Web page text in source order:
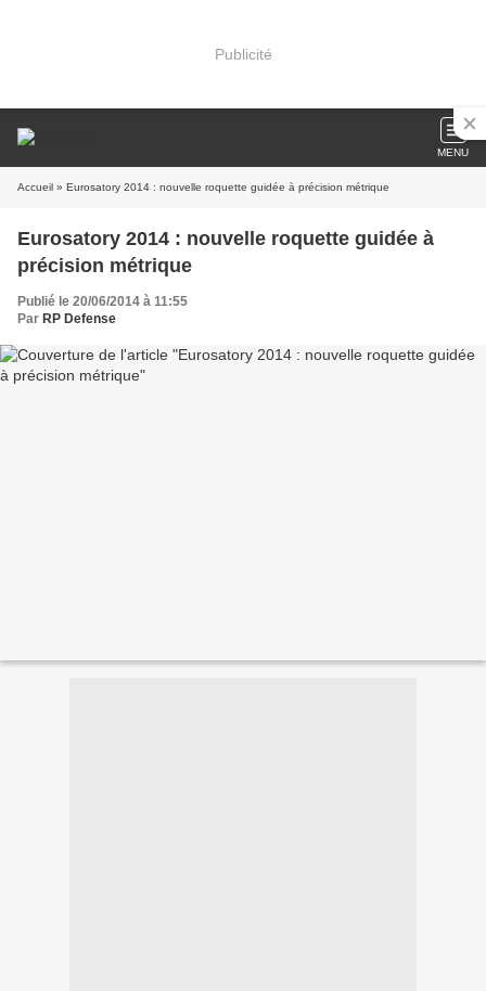
Publicité
MENU
Accueil » Eurosatory 2014 : nouvelle roquette guidée à précision métrique
Eurosatory 2014 : nouvelle roquette guidée à
précision métrique
Publié le 20/06/2014 à 11:55
Par RP Defense